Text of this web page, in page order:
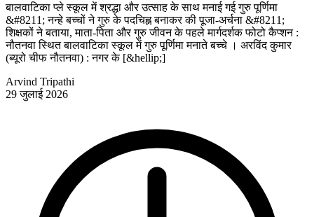
बालवाटिका प्ले स्कूल में श्रद्धा और उत्साह के साथ मनाई गई गुरु पूर्णिमा
&#8211; नन्हे बच्चों ने गुरु के पदचिह्न बनाकर की पूजा-अर्चना &#8211;
शिक्षकों ने बताया, माता-पिता और गुरु जीवन के पहले मार्गदर्शक फोटो कैप्शन :
नौतनवा स्थित बालवाटिका स्कूल में गुरु पूर्णिमा मनाते बच्चे । अरविंद कुमार
(ब्यूरो चीफ नौतनवा) : नगर के [&hellip;]
Arvind Tripathi
29 जुलाई 2026